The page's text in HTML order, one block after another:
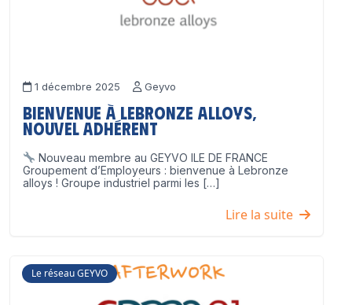
1 décembre 2025 Geyvo
Bienvenue à Lebronze Alloys,
nouvel adhérent
Nouveau membre au GEYVO ILE DE FRANCE
Groupement d’Employeurs : bienvenue à Lebronze
alloys ! Groupe industriel parmi les […]
Lire la suite
Le réseau GEYVO